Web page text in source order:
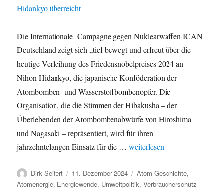
Die Internationale Campagne gegen Nuklearwaffen ICAN
Deutschland zeigt sich „tief bewegt und erfreut über die
heutige Verleihung des Friedensnobelpreises 2024 an
Nihon Hidankyo, die japanische Konföderation der
Atombomben- und Wasserstoffbombenopfer. Die
Organisation, die die Stimmen der Hibakusha – der
Überlebenden der Atombombenabwürfe von Hiroshima
und Nagasaki – repräsentiert, wird für ihren
jahrzehntelangen Einsatz für die …„Keine Atomwaffen –
weiterlesen
Autor
Dirk Seifert
Veröffentlicht
am
11. Dezember 2024 Kategorien
Atom-Geschichte,
Atomenergie, Energiewende, Umweltpolitik,Verbraucherschutz